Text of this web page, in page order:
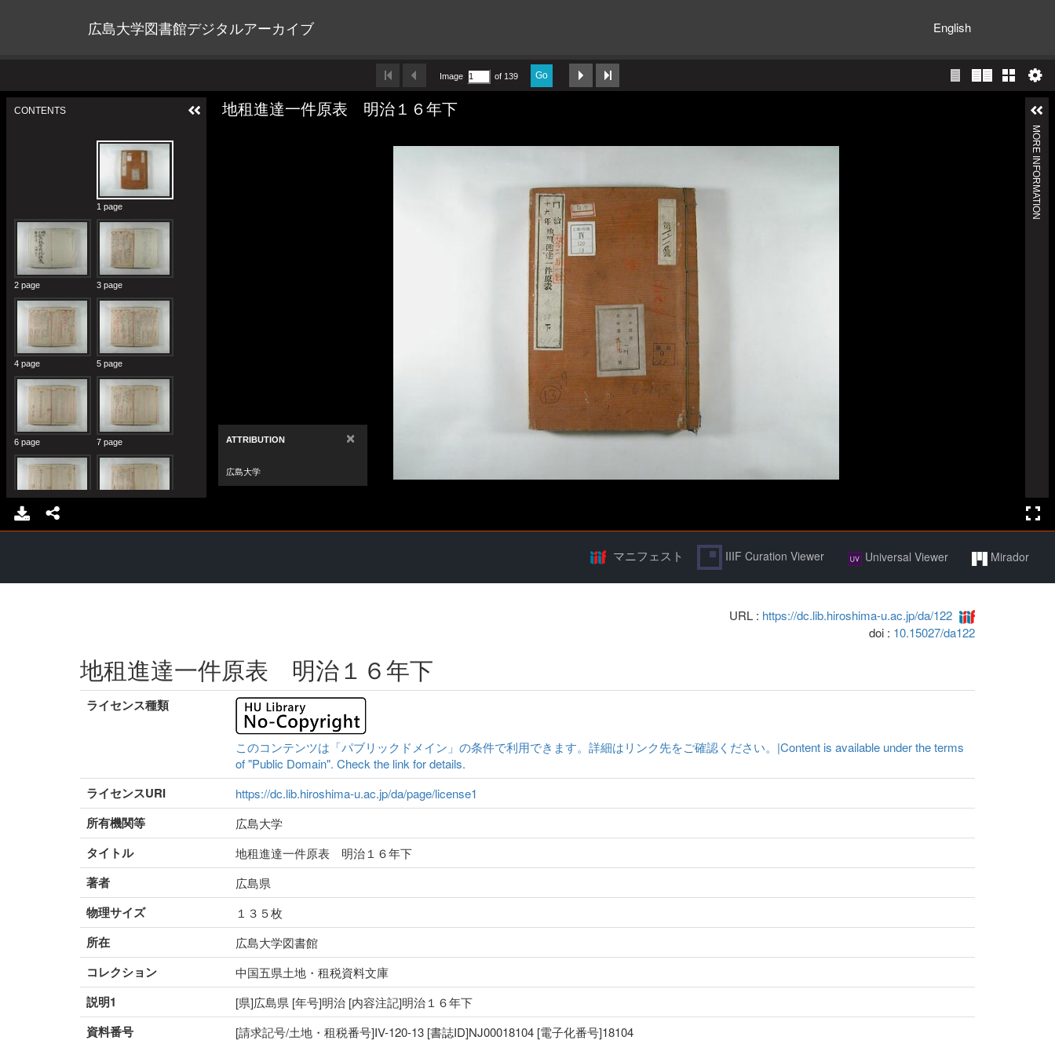
広島大学図書館デジタルアーカイブ English
マニフェスト IIIF Curation Viewer Universal Viewer Mirador
URL : https://dc.lib.hiroshima-u.ac.jp/da/122
doi : 10.15027/da122
地租進達一件原表 明治１６年下
ライセンス種類
このコンテンツは「パブリックドメイン」の条件で利用できます。詳細はリンク先をご確認ください。|Content is available under the terms
of "Public Domain". Check the link for details.
ライセンスURI https://dc.lib.hiroshima-u.ac.jp/da/page/license1
所有機関等 広島大学
タイトル 地租進達一件原表 明治１６年下
著者 広島県
物理サイズ １３５枚
所在 広島大学図書館
コレクション 中国五県土地・租税資料文庫
説明1 [県]広島県 [年号]明治 [内容注記]明治１６年下
資料番号 [請求記号/土地・租税番号]IV-120-13 [書誌ID]NJ00018104 [電子化番号]18104